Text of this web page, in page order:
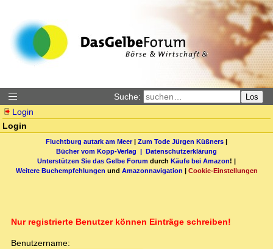
Suche: Los
Login
Login
Fluchtburg autark am Meer| Zum Tode Jürgen Küßners |
Bücher vom Kopp-Verlag | Datenschutzerklärung
Unterstützen Sie das Gelbe Forum durch Käufe bei Amazon! |
Weitere Buchempfehlungen und Amazonnavigation | Cookie-Einstellungen
Nur registrierte Benutzer können Einträge schreiben!
Benutzername: